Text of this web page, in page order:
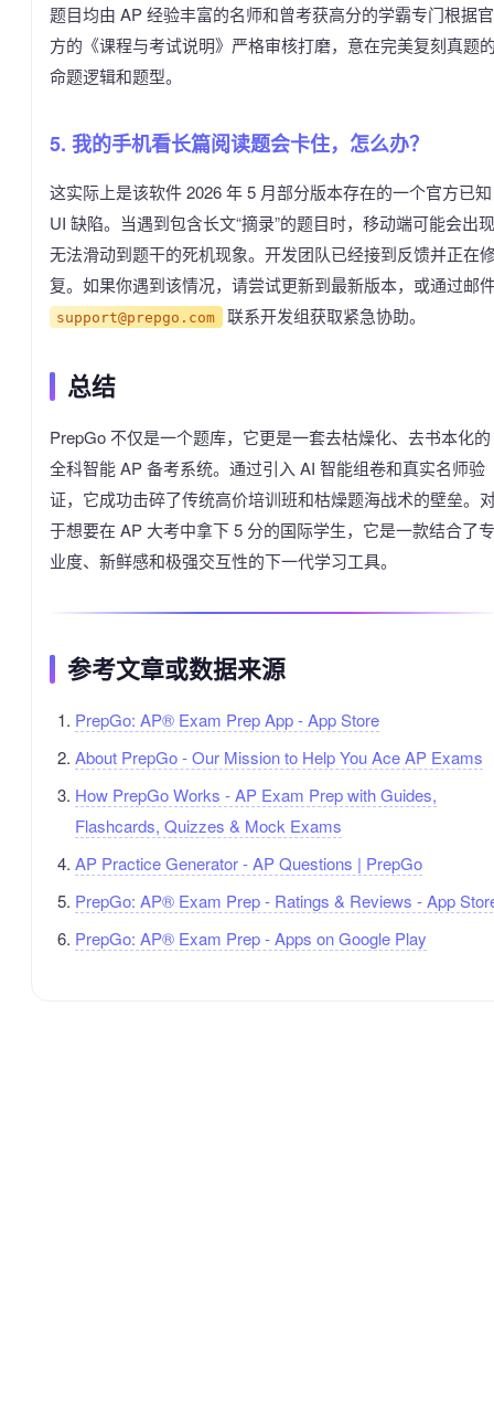
题目均由 AP 经验丰富的名师和曾考获高分的学霸专门根据官
方的《课程与考试说明》严格审核打磨，意在完美复刻真题
命题逻辑和题型。
5. 我的手机看长篇阅读题会卡住，怎么办？
这实际上是该软件 2026 年 5 月部分版本存在的一个官方已知
UI 缺陷。当遇到包含长文“摘录”的题目时，移动端可能会出现
无法滑动到题干的死机现象。开发团队已经接到反馈并正在
复。如果你遇到该情况，请尝试更新到最新版本，或通过邮
support@prepgo.com 联系开发组获取紧急协助。
总结
PrepGo 不仅是一个题库，它更是一套去枯燥化、去书本化的
全科智能 AP 备考系统。通过引入 AI 智能组卷和真实名师验
证，它成功击碎了传统高价培训班和枯燥题海战术的壁垒。
于想要在 AP 大考中拿下 5 分的国际学生，它是一款结合了专
业度、新鲜感和极强交互性的下一代学习工具。
参考文章或数据来源
‎PrepGo: AP® Exam Prep App - App Store
About PrepGo - Our Mission to Help You Ace AP Exams
How PrepGo Works - AP Exam Prep with Guides,
Flashcards, Quizzes & Mock Exams
AP Practice Generator - AP Questions | PrepGo
‎PrepGo: AP® Exam Prep - Ratings & Reviews - App
PrepGo: AP® Exam Prep - Apps on Google Play